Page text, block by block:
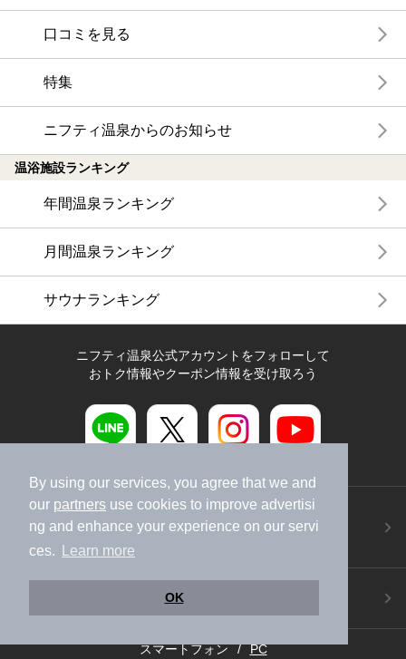
By using our services, you agree that we and
our partners use cookies to improve advertisi
ng and enhance your experience on our servi
ces.
Learn more
OK
口コミを見る
特集
ニフティ温泉からのお知らせ
温浴施設ランキング
年間温泉ランキング
月間温泉ランキング
サウナランキング
ニフティ温泉公式アカウントをフォローして
おトク情報やクーポン情報を受け取ろう
ニフティ温泉アプリ
地図から温泉検索！お得な限定クーポンも！
今すぐダウンロード！
施設データの新規追加や修正依頼もこちらから
スマートフォン / PC